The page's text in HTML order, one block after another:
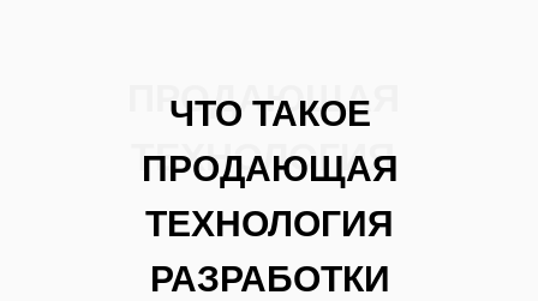
ПРОДАЮЩАЯ
ТЕХНОЛОГИЯ
ЧТО ТАКОЕ
ПРОДАЮЩАЯ
ТЕХНОЛОГИЯ
РАЗРАБОТКИ